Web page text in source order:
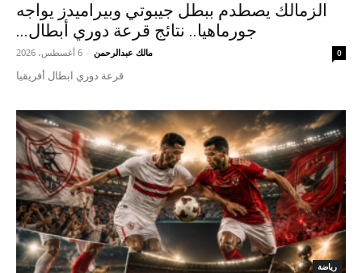
الزمالك يصطدم ببطل جيبوتي وبيراميدز يواجه
جورماهيا.. نتائج قرعة دوري أبطال...
مالك عبدالرحمن - 6 أغسطس، 2026 0
قرعة دوري ابطال أفريقيا
رياضة